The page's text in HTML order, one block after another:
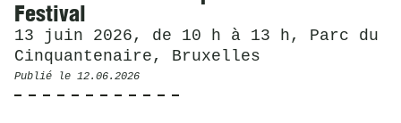
Festival
13 juin 2026, de 10 h à 13 h, Parc du
Cinquantenaire, Bruxelles
Publié le 12.06.2026